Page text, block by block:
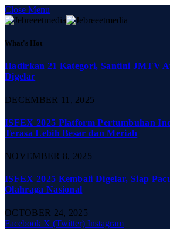
Close Menu
What's Hot
Hadirkan 21 Kategori, Santini JMTV
Digelar
DECEMBER 11, 2025
ISFEX 2025 Platform Pertumbuhan
Terasa Lebih Besar dan Meriah
NOVEMBER 8, 2025
ISFEX 2025 Kembali Digelar, Siap
Olahraga Nasional
OCTOBER 24, 2025
Facebook X (Twitter) Instagram